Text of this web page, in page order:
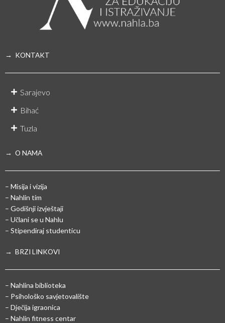
→ KONTAKT
Sarajevo
Bihać
Tuzla
→ O NAMA
– Misija i vizija
– Nahlin tim
– Godišnji izvještaji
– Učlani se u Nahlu
– Stipendiraj studenticu
→ BRZI LINKOVI
– Nahlina biblioteka
– Psihološko savjetovalište
– Dječija igraonica
– Nahlin fitness centar